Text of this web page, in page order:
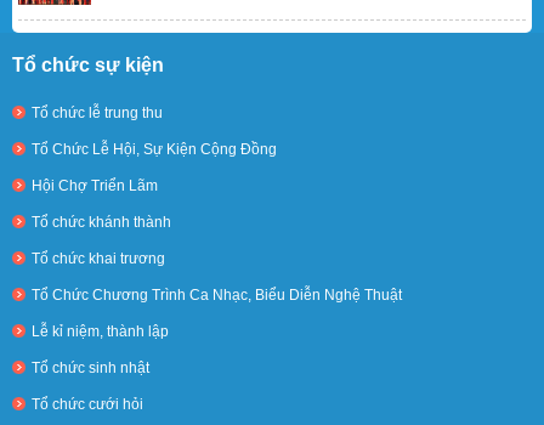
Tổ chức sự kiện
Tổ chức lễ trung thu
Tổ Chức Lễ Hội, Sự Kiện Cộng Đồng
Hội Chợ Triển Lãm
Tổ chức khánh thành
Tổ chức khai trương
Tổ Chức Chương Trình Ca Nhạc, Biểu Diễn Nghệ Thuật
Lễ kỉ niệm, thành lập
Tổ chức sinh nhật
Tổ chức cưới hỏi